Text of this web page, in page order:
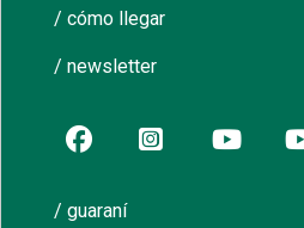
/ cómo llegar
/ newsletter
/ guaraní